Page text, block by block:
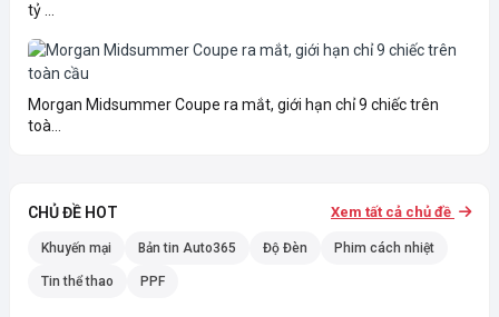
tỷ ...
Morgan Midsummer Coupe ra mắt, giới hạn chỉ 9 chiếc trên
toà...
CHỦ ĐỀ HOT Xem tất cả chủ đề
Khuyến mại Bản tin Auto365 Độ Đèn Phim cách nhiệt
Tin thể thao PPF